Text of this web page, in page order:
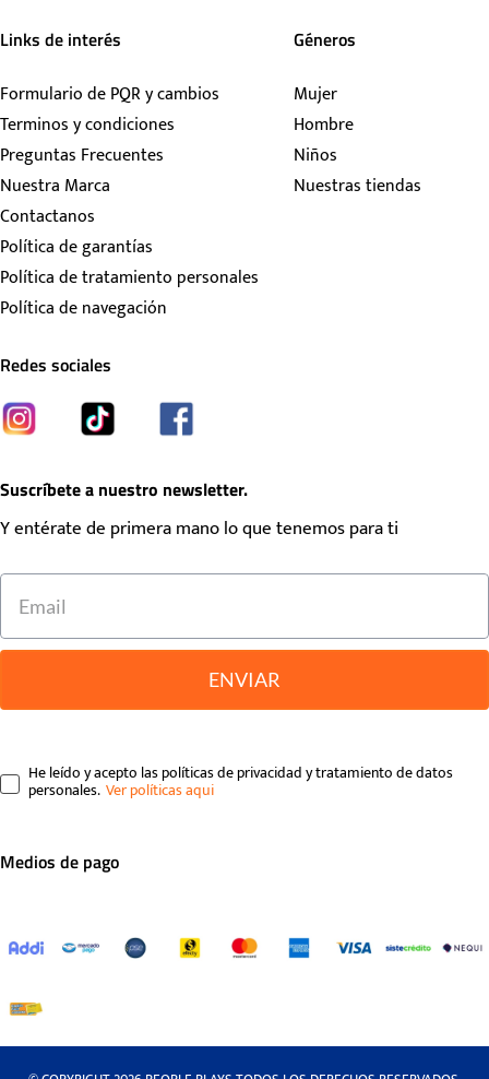
Links de interés
Formulario de PQR y cambios
Terminos y condiciones
Preguntas Frecuentes
Nuestra Marca
Contactanos
Política de garantías
Política de tratamiento personales
Política de navegación
Géneros
Mujer
Hombre
Niños
Nuestras tiendas
Redes sociales
Suscríbete a nuestro newsletter.
Y entérate de primera mano lo que tenemos para ti
ENVIAR
He leído y acepto las políticas de privacidad y tratamiento de datos
personales.
Medios de pago